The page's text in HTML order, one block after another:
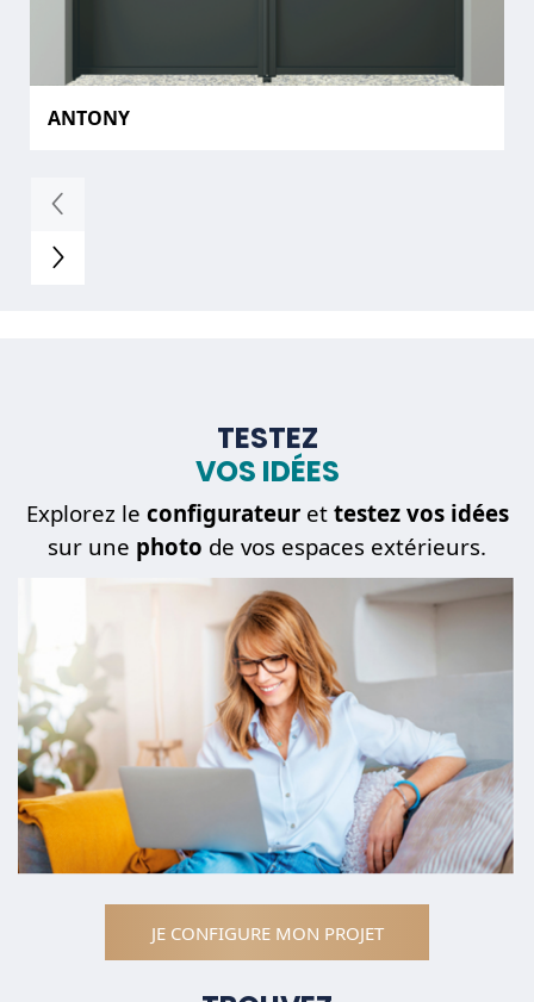
ANTONY
TESTEZ
VOS IDÉES
Explorez le configurateuret testez vos idées
sur une photo de vos espaces extérieurs.
JE CONFIGURE MON PROJET